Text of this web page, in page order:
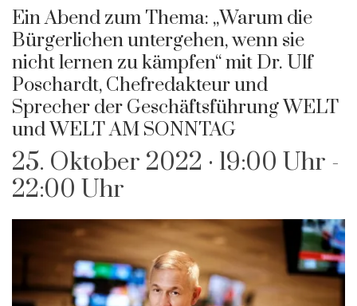
Ein Abend zum Thema: „Warum die
Bürgerlichen untergehen, wenn sie
nicht lernen zu kämpfen“ mit Dr. Ulf
Poschardt, Chefredakteur und
Sprecher der Geschäftsführung WELT
und WELT AM SONNTAG
25. Oktober 2022 · 19:00 Uhr -
22:00 Uhr